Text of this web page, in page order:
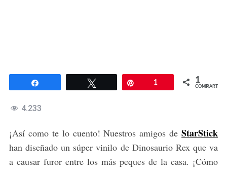
Twittear 1 1
COMPARTIR
4.233
¡Así como te lo cuento! Nuestros amigos deStarStick
han diseñado un súper vinilo de Dinosaurio Rex que va
a causar furor entre los más peques de la casa. ¡Cómo